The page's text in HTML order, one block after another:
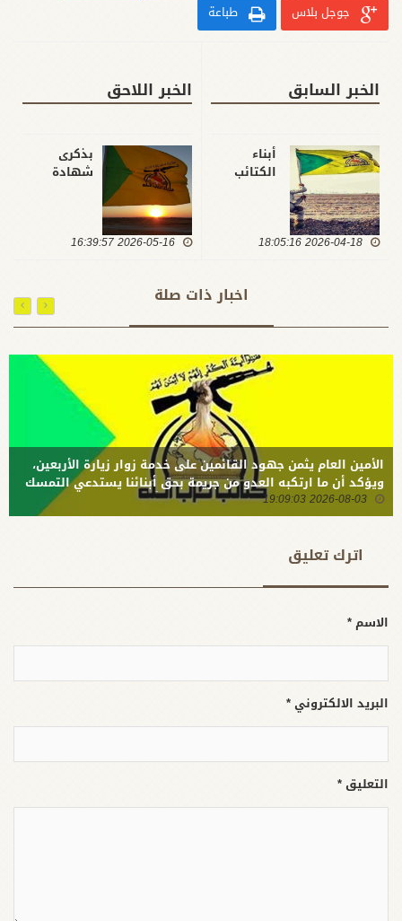
جوجل بلاس
طباعة
الخبر السابق
أبناء
الكتائب
عهدنا
مادامت
تسري في
العروق
2026-04-18 18:05:16
الخبر اللاحق
بذكرى
شهادة
الله : المرحلة
وتمسكاً بخط
المقاومة
2026-05-16 16:39:57
اخبار ذات صلة
الأمين العام يثمن جهود القائمين على خدمة زوار زيارة الأربعين،
ويؤكد أن ما ارتكبه العدو من جريمة بحق أبنائنا يستدعي التمسك
بالسلاح وتطويره لردع كل من يريد بنا شراً
2026-08-03 19:09:03
اترك تعلیق
الاسم *
البريد الالكتروني *
التعليق *